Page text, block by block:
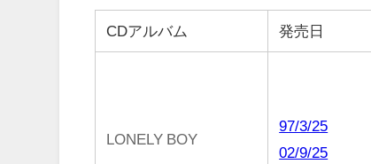
CDアルバム 発売日
LONELY BOY
97/3/25
02/9/25